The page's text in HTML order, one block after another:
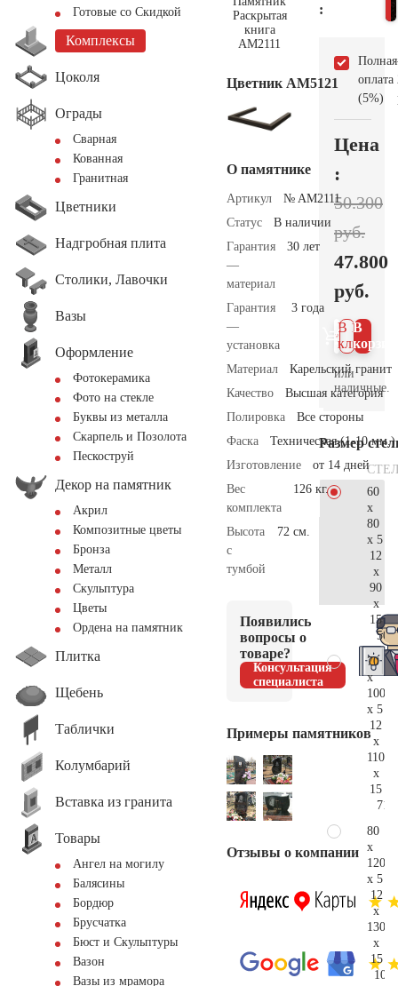
Готовые со Скидкой
Комплексы
Цоколя
Ограды
Сварная
Кованная
Гранитная
Цветники
Надгробная плита
Столики, Лавочки
Вазы
Оформление
Фотокерамика
Фото на стекле
Буквы из металла
Скарпель и Позолота
Пескоструй
Декор на памятник
Акрил
Композитные цветы
Бронза
Металл
Скульптура
Цветы
Ордена на памятник
Плитка
Щебень
Таблички
Колумбарий
Вставка из гранита
Товары
Ангел на могилу
Балясины
Бордюр
Брусчатка
Бюст и Скульптуры
Вазон
Вазы из мрамора
Цветник АМ5121
О памятнике
Артикул
№ AM2111
Статус
В наличии
Гарантия
—
материал
30 лет
Гарантия
—
установка
3 года
Материал
Карельский гранит
Качество
Высшая категория
Полировка
Все стороны
Фаска
Техническая (1-10 мм.)
Изготовление
от 14 дней
Вес
комплекта
126 кг.
Высота
с
тумбой
72 см.
Появились
вопросы о
товаре?
Консультация
специалиста
Примеры памятников
Отзывы о компании
:
Полная
оплата
(5%)
Цена
:
50.300
руб.
47.800
руб.
В
В 1
клик
или
наличные.
Размер
60
x
80
x 5
12
x
90
x
15
70
x
100
x 5
12
x
110
x
15
80
x
120
x 5
12
x
130
x
15